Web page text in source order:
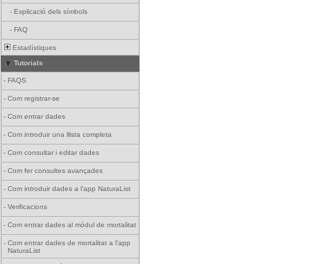
- Explicació dels símbols
- FAQ
Estadístiques
Tutorials
- FAQS
- Com registrar-se
- Com entrar dades
- Com introduir una llista completa
- Com consultar i editar dades
- Com fer consultes avançades
- Com introduir dades a l'app NaturaList
- Verificacions
- Com entrar dades al mòdul de mortalitat
- Com entrar dades de mortalitat a l'app
NaturaList